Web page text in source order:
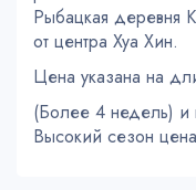
Рыбацкая деревня
от центра Хуа Хин.
Цена указана на
(Более 4 недель) и
Высокий сезон